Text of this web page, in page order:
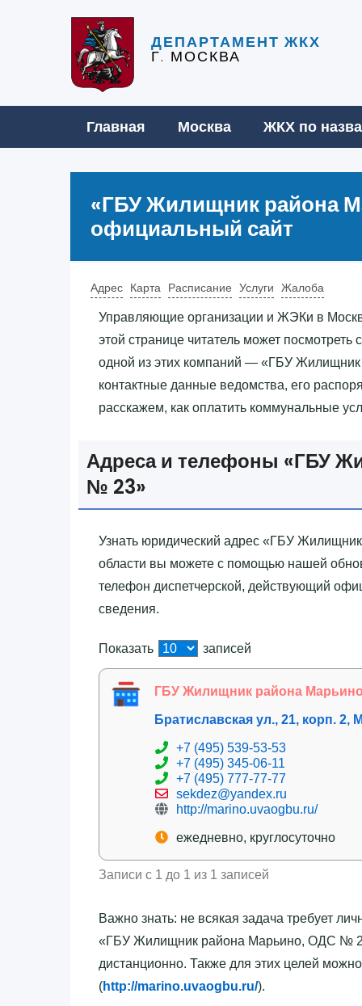
ДЕПАРТАМЕНТ ЖКХ
Г. МОСКВА
Главная Москва ЖКХ по
«‎ГБУ Жилищник района
официальный сайт
Адрес Карта Расписание Услуги Жалоба
Управляющие организации и ЖЭКи в
этой странице читатель может
одной из этих компаний — «‎ГБУ
контактные данные ведомства, его
расскажем, как оплатить коммунальные
Адреса и телефоны «‎ГБУ
№ 23»‎
Узнать юридический адрес «‎ГБУ
области вы можете с помощью нашей
телефон диспетчерской, действующий
сведения.
Показать записей
ГБУ Жилищник района
Братиславская ул., 21, корп. 2,
+7 (495) 539-53-53
+7 (495) 345-06-11
+7 (495) 777-77-77
sekdez@yandex.ru
http://marino.uvaogbu.ru/
ежедневно, круглосуточно
Записи с 1 до 1 из 1 записей
Важно знать: не всякая задача требует
«‎ГБУ Жилищник района Марьино, ОДС №
дистанционно. Также для этих целей
(http://marino.uvaogbu.ru/).